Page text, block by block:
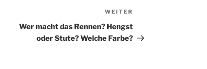
Beitrag
WEITER
Wer macht das Rennen? Hengst
oder Stute? Welche Farbe?